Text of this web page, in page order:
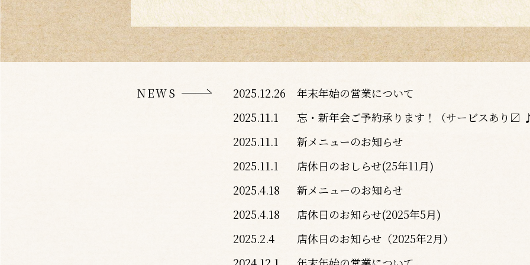
NEWS 2025.12.26
年末年始の営業について
2025.11.1
忘・新年会ご予約承ります！（サービスあり〼
2025.11.1
新メニューのお知らせ
2025.11.1
店休日のおしらせ(25年11月)
2025.4.18
新メニューのお知らせ
2025.4.18
店休日のお知らせ(2025年5月)
2025.2.4
店休日のお知らせ（2025年2月）